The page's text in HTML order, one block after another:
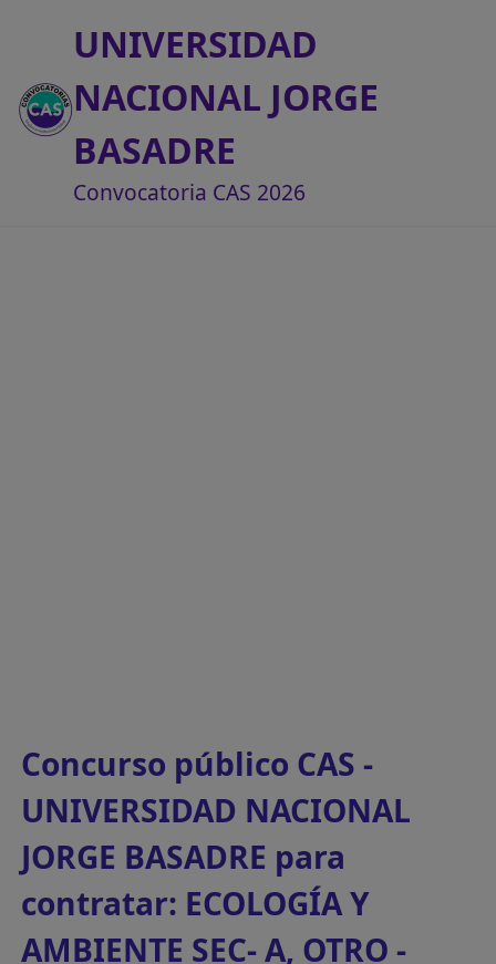
UNIVERSIDAD
NACIONAL JORGE
BASADRE
Convocatoria CAS 2026
Concurso público CAS -
UNIVERSIDAD NACIONAL
JORGE BASADRE para
contratar: ECOLOGÍA Y
AMBIENTE SEC- A, OTRO -